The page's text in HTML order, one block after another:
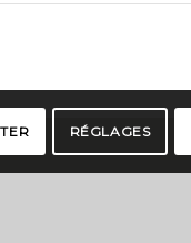
RÉGLAGES